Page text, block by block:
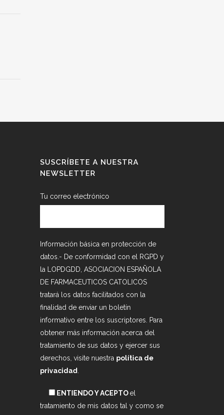
SUSCRÍBETE A NUESTRA
NEWSLETTER
Tu correo electrónico
Información básica en protección de
datos.- De conformidad con el RGPD y
la LOPDGDD, ASOCIACION ESPAÑOLA
DE FARMACEUTICOS CATOLICOS
tratará los datos facilitados con la
finalidad de enviar un boletín
informativo entre los suscriptores. Para
obtener más información acerca del
tratamiento de sus datos y ejercer sus
derechos, visite nuestra política de
privacidad
ENTIENDO Y ACEPTOel
tratamiento de mis datos tal y como se